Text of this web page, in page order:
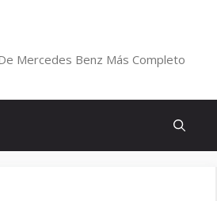
Mercedes Benz Más Completo